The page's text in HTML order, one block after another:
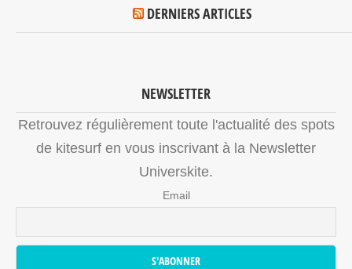
DERNIERS ARTICLES
NEWSLETTER
Retrouvez régulièrement toute l'actualité des spots
de kitesurf en vous inscrivant à la Newsletter
Universkite.
Email